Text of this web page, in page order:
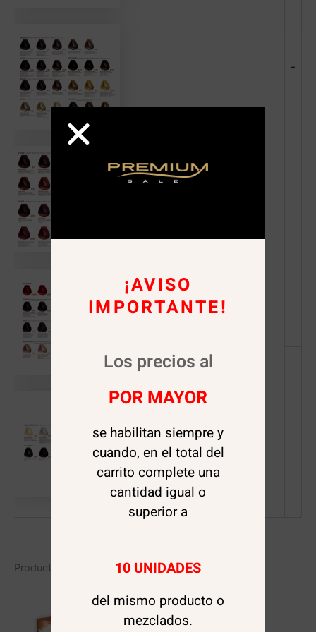
-
Productos relacionados
¡AVISO
IMPORTANTE!
Los precios al
POR MAYOR
se habilitan siempre y
cuando, en el total del
carrito complete una
cantidad igual o
superior a
10 UNIDADES
del mismo producto o
mezclados.